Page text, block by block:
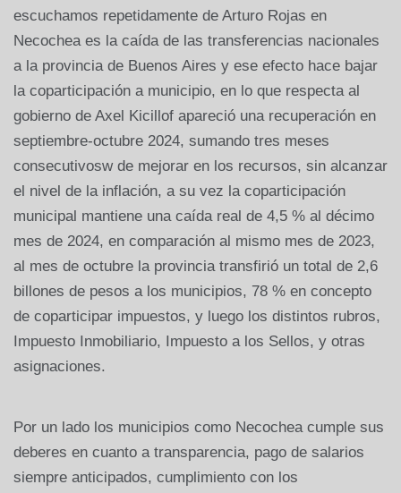
escuchamos repetidamente de Arturo Rojas en
Necochea es la caída de las transferencias nacionales
a la provincia de Buenos Aires y ese efecto hace bajar
la coparticipación a municipio, en lo que respecta al
gobierno de Axel Kicillof apareció una recuperación en
septiembre-octubre 2024, sumando tres meses
consecutivosw de mejorar en los recursos, sin alcanzar
el nivel de la inflación, a su vez la coparticipación
municipal mantiene una caída real de 4,5 % al décimo
mes de 2024, en comparación al mismo mes de 2023,
al mes de octubre la provincia transfirió un total de 2,6
billones de pesos a los municipios, 78 % en concepto
de coparticipar impuestos, y luego los distintos rubros,
Impuesto Inmobiliario, Impuesto a los Sellos, y otras
asignaciones.
Por un lado los municipios como Necochea cumple sus
deberes en cuanto a transparencia, pago de salarios
siempre anticipados, cumplimiento con los